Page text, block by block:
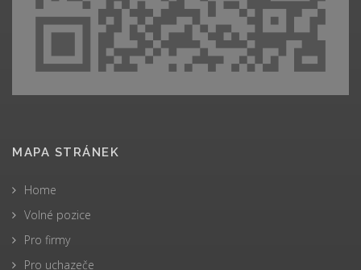
MAPA STRÁNEK
Home
Volné pozice
Pro firmy
Pro uchazeče